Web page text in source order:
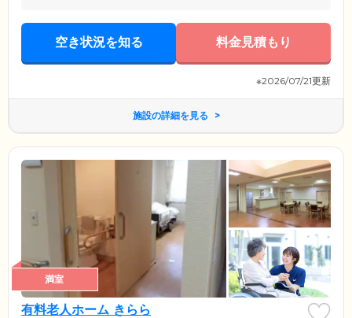
空き状況を知る 料金見積もり
※2026/07/21更新
施設の詳細を見る
満室
有料老人ホーム きらら